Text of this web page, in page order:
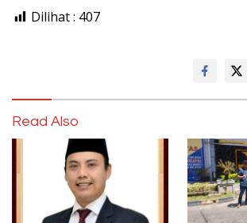
Dilihat : 407
Read Also